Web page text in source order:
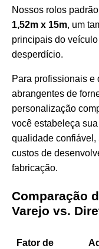
Nossos rolos
1,52m x 15m, um
principais do
desperdício.
Para profissionais e
abrangentes de
personalização
você estabeleça
qualidade confiável,
custos de
fabricação.
Comparação
Varejo vs.
Fator de